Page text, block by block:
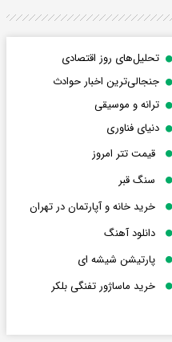
تحلیل‌های روز اقتصادی
جنجالی‌ترین اخبار حوادث
ترانه و موسیقی
دنیای فناوری
قیمت تتر امروز
سنگ قبر
خرید خانه و آپارتمان در تهران
دانلود آهنگ
پارتیشن شیشه ای
خرید ماساژور تفنگی بلکر